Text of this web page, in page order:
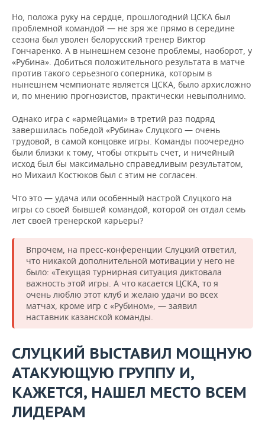
Но, положа руку на сердце, прошлогодний ЦСКА был
проблемной командой — не зря же прямо в середине
сезона был уволен белорусский тренер Виктор
Гончаренко. А в нынешнем сезоне проблемы, наоборот, у
«Рубина». Добиться положительного результата в матче
против такого серьезного соперника, которым в
нынешнем чемпионате является ЦСКА, было архисложно
и, по мнению прогнозистов, практически невыполнимо.
Однако игра с «армейцами» в третий раз подряд
завершилась победой «Рубина» Слуцкого — очень
трудовой, в самой концовке игры. Команды поочередно
были близки к тому, чтобы открыть счет, и ничейный
исход был бы максимально справедливым результатом,
но Михаил Костюков был с этим не согласен.
Что это — удача или особенный настрой Слуцкого на
игры со своей бывшей командой, которой он отдал семь
лет своей тренерской карьеры?
Впрочем, на пресс-конференции Слуцкий ответил,
что никакой дополнительной мотивации у него не
было: «Текущая турнирная ситуация диктовала
важность этой игры. А что касается ЦСКА, то я
очень люблю этот клуб и желаю удачи во всех
матчах, кроме игр с «Рубином», — заявил
наставник казанской команды.
СЛУЦКИЙ ВЫСТАВИЛ МОЩНУЮ
АТАКУЮЩУЮ ГРУППУ И,
КАЖЕТСЯ, НАШЕЛ МЕСТО ВСЕМ
ЛИДЕРАМ